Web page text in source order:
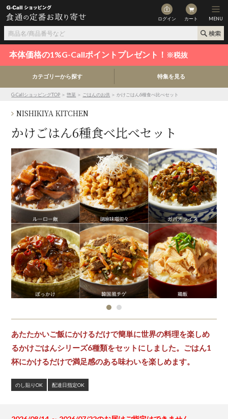
ログイン カート MENU
本体価格の1%G-Callポイントプレゼント！ ※税抜
カテゴリーから探す 特集を見る
G-CallショッピングTOP ＞惣菜 ＞ ごはんのお供 ＞ かけごはん6種食べ比べセット
NISHIKIYA KITCHEN
かけごはん6種食べ比べセット
あたたかいご飯にかけるだけで簡単に世界の料理を楽しめ
るかけごはんシリーズ6種類をセットにしました。ごはん1
杯にかけるだけで満足感のある味わいを楽しめます。
のし貼りOK 配達日指定OK